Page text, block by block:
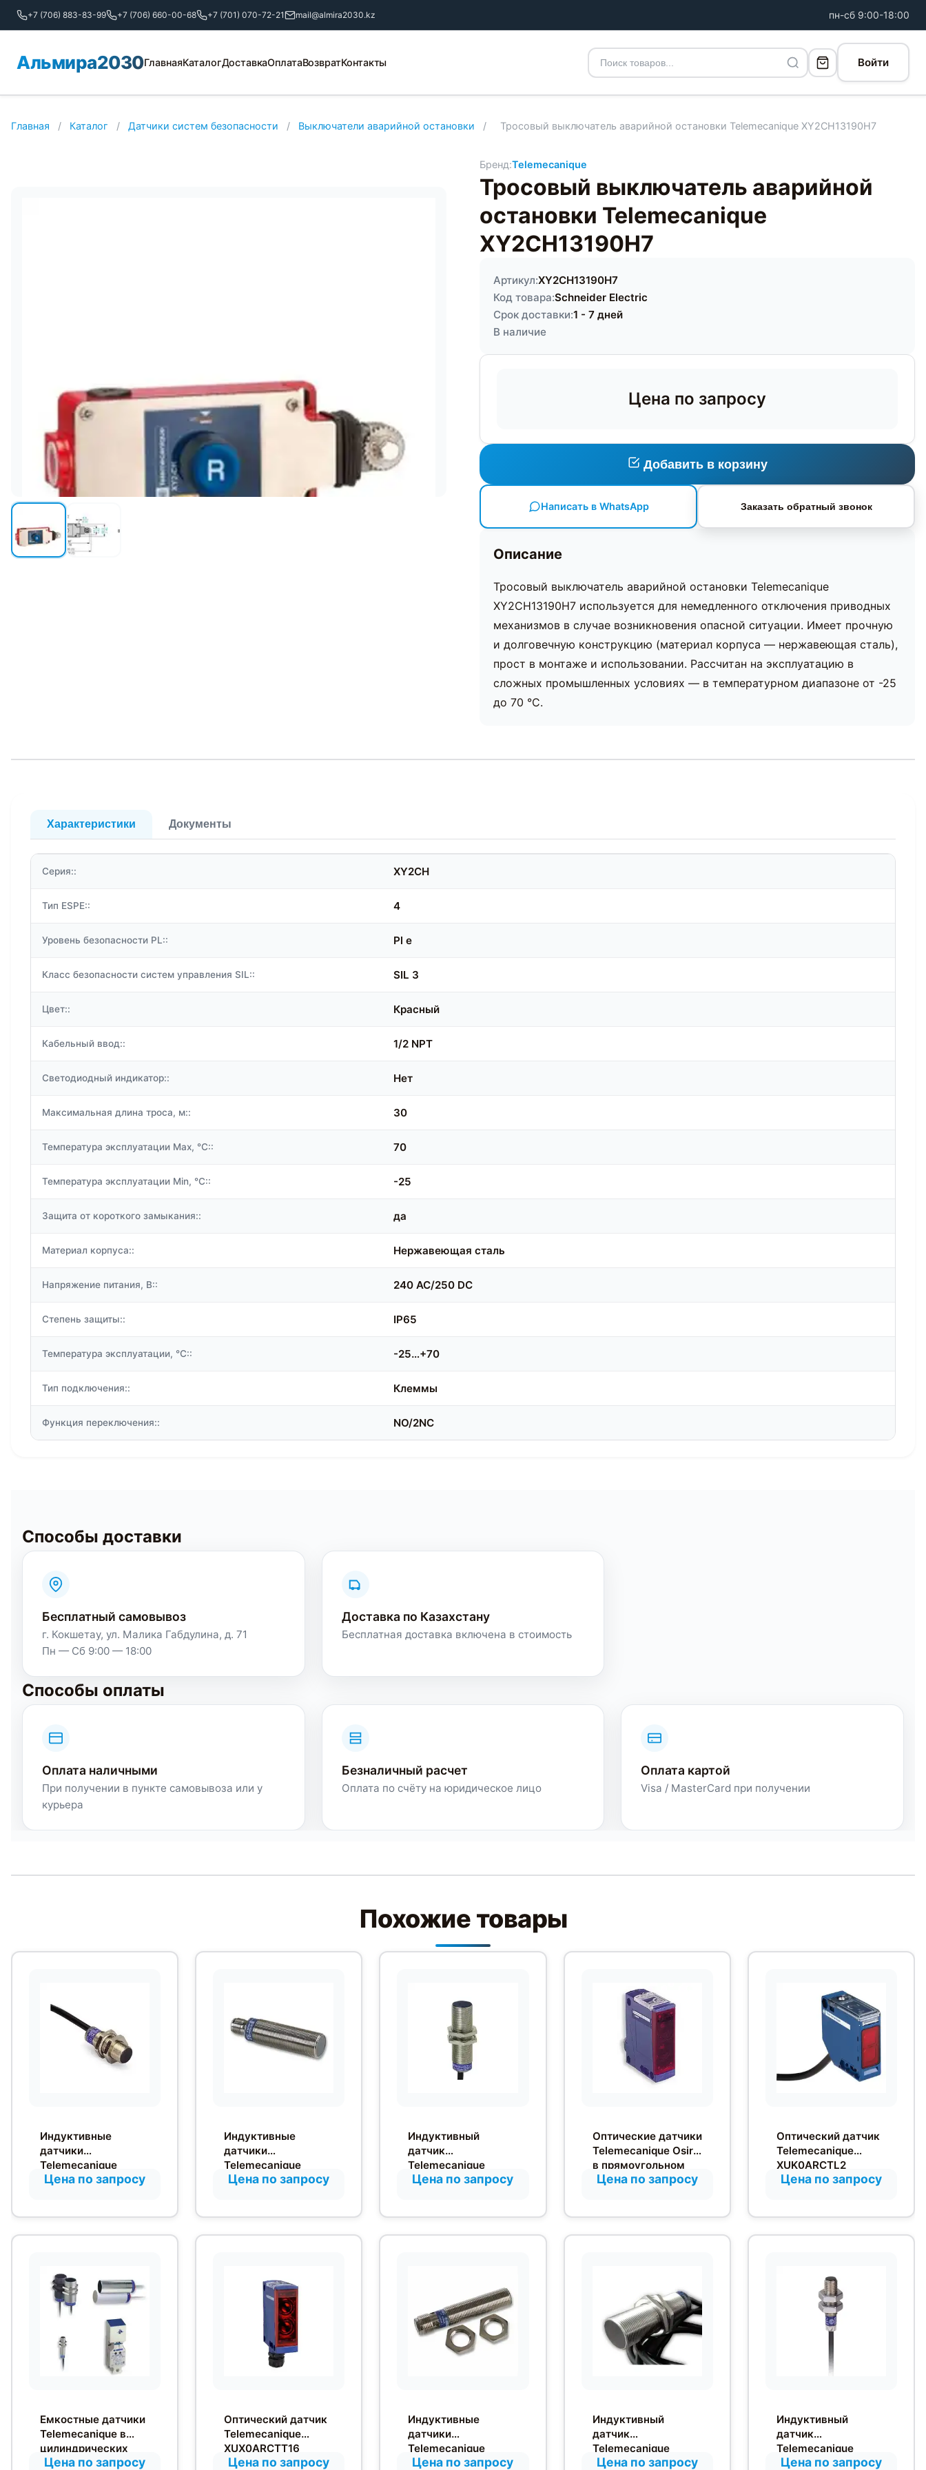
+7 (706) 883-83-99 +7 (706) 660-00-68 +7 (701) 070-72-21 mail@almira2030.kz пн-сб 9:00-18:00
Альмира2030ГлавнаяКаталогДоставкаОплатаВозвратКонтакты Войти
Главная / Каталог / Датчики систем безопасности / Выключатели аварийной остановки / Тросовый выключатель аварийной остановки Telemecanique XY2CH13190H7
Бренд:Telemecanique
Тросовый выключатель аварийной
остановки Telemecanique
XY2CH13190H7
Артикул:XY2CH13190H7
Код товара:Schneider Electric
Срок доставки:1 - 7 дней
В наличие
Цена по запросу
Добавить в корзину
Написать в WhatsApp Заказать обратный звонок
Описание
Тросовый выключатель аварийной остановки Telemecanique
XY2CH13190H7 используется для немедленного отключения приводных
механизмов в случае возникновения опасной ситуации. Имеет прочную
и долговечную конструкцию (материал корпуса — нержавеющая сталь),
прост в монтаже и использовании. Рассчитан на эксплуатацию в
сложных промышленных условиях — в температурном диапазоне от -25
до 70 °С.
Характеристики Документы
Серия:: XY2CH
Тип ESPE:: 4
Уровень безопасности PL:: Pl e
Класс безопасности систем управления SIL:: SIL 3
Цвет:: Красный
Кабельный ввод:: 1/2 NPT
Светодиодный индикатор:: Нет
Максимальная длина троса, м:: 30
Температура эксплуатации Max, °C:: 70
Температура эксплуатации Min, °C:: -25
Защита от короткого замыкания:: да
Материал корпуса:: Нержавеющая сталь
Напряжение питания, В:: 240 AC/250 DC
Степень защиты:: IP65
Температура эксплуатации, °C:: -25…+70
Тип подключения:: Клеммы
Функция переключения:: NO/2NC
Способы доставки
Бесплатный самовывоз
г. Кокшетау, ул. Малика Габдулина, д. 71
Пн — Сб 9:00 — 18:00
Доставка по Казахстану
Бесплатная доставка включена в стоимость
Способы оплаты
Оплата наличными
При получении в пункте самовывоза или у
курьера
Безналичный расчет
Оплата по счёту на юридическое лицо
Оплата картой
Visa / MasterCard при получении
Похожие товары
Индуктивные
датчики
Telemecanique
Osiprox в
Цена по запросу
Индуктивные
датчики
Telemecanique
Osiprox в
Цена по запросу
Индуктивный
датчик
Telemecanique
XS618B1MAL2
Цена по запросу
Оптические датчики
Telemecanique Osiris
в прямоугольном
корпусе с
Цена по запросу
Оптический датчик
Telemecanique
XUK0ARCTL2
Цена по запросу
Емкостные датчики
Telemecanique в
цилиндрических
корпусах
Цена по запросу
Оптический датчик
Telemecanique
XUX0ARCTT16
Цена по запросу
Индуктивные
датчики
Telemecanique
Osiprox для
Цена по запросу
Индуктивный
датчик
Telemecanique
XS608B1NAL2
Цена по запросу
Индуктивный
датчик
Telemecanique
XS608B1PAL2
Цена по запросу